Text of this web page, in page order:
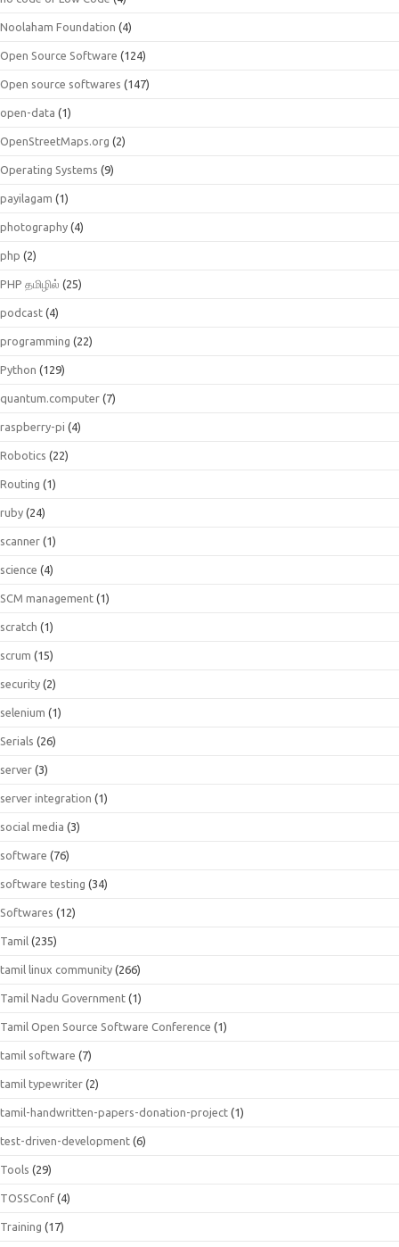
Noolaham Foundation (4)
Open Source Software (124)
Open source softwares (147)
open-data (1)
OpenStreetMaps.org (2)
Operating Systems (9)
payilagam (1)
photography (4)
php (2)
PHP தமிழில் (25)
podcast (4)
programming (22)
Python (129)
quantum.computer (7)
raspberry-pi (4)
Robotics (22)
Routing (1)
ruby (24)
scanner (1)
science (4)
SCM management (1)
scratch (1)
scrum (15)
security (2)
selenium (1)
Serials (26)
server (3)
server integration (1)
social media (3)
software (76)
software testing (34)
Softwares (12)
Tamil (235)
tamil linux community (266)
Tamil Nadu Government (1)
Tamil Open Source Software Conference (1)
tamil software (7)
tamil typewriter (2)
tamil-handwritten-papers-donation-project (1)
test-driven-development (6)
Tools (29)
TOSSConf (4)
Training (17)